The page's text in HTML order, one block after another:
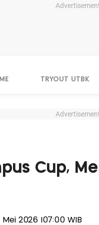
TRYOUT UTBK
Cup,
Mei 2026 |07:00 WIB